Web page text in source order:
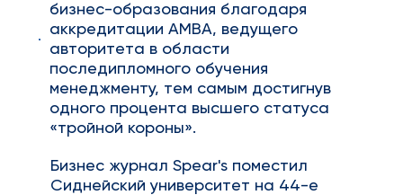
бизнес-образования благодаря
аккредитации AMBA, ведущего
авторитета в области
последипломного обучения
менеджменту, тем самым достигнув
одного процента высшего статуса
«тройной короны».
Бизнес журнал Spear's поместил
Сиднейский университет на 44-е